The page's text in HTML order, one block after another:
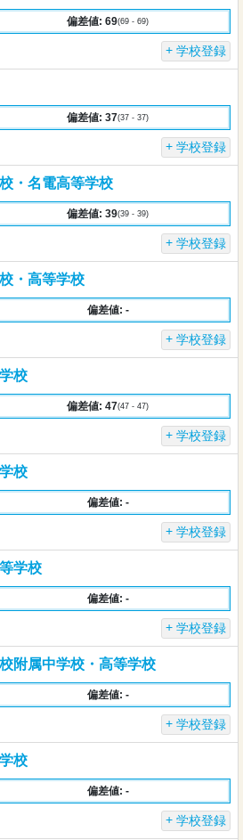
偏差値: 69(69 - 69)
学校登録
偏差値: 37(37 - 37)
学校登録
・名電高等学校
偏差値: 39(39 - 39)
学校登録
・高等学校
偏差値: -
学校登録
校
偏差値: 47(47 - 47)
学校登録
校
偏差値: -
学校登録
学校
偏差値: -
学校登録
附属中学校・高等学校
偏差値: -
学校登録
校
偏差値: -
学校登録